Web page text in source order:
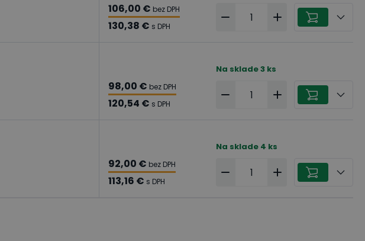
106,00 € bez DPH
130,38 € s DPH
98,00 € bez DPH
120,54 € s DPH
Na sklade3 ks
92,00 € bez DPH
113,16 € s DPH
Na sklade 4 ks